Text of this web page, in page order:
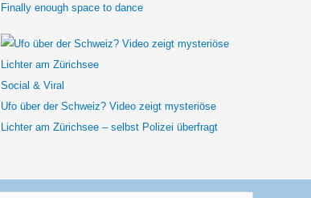
Finally enough space to dance
Social & Viral
Ufo über der Schweiz? Video zeigt mysteriöse
Lichter am Zürichsee – selbst Polizei überfragt